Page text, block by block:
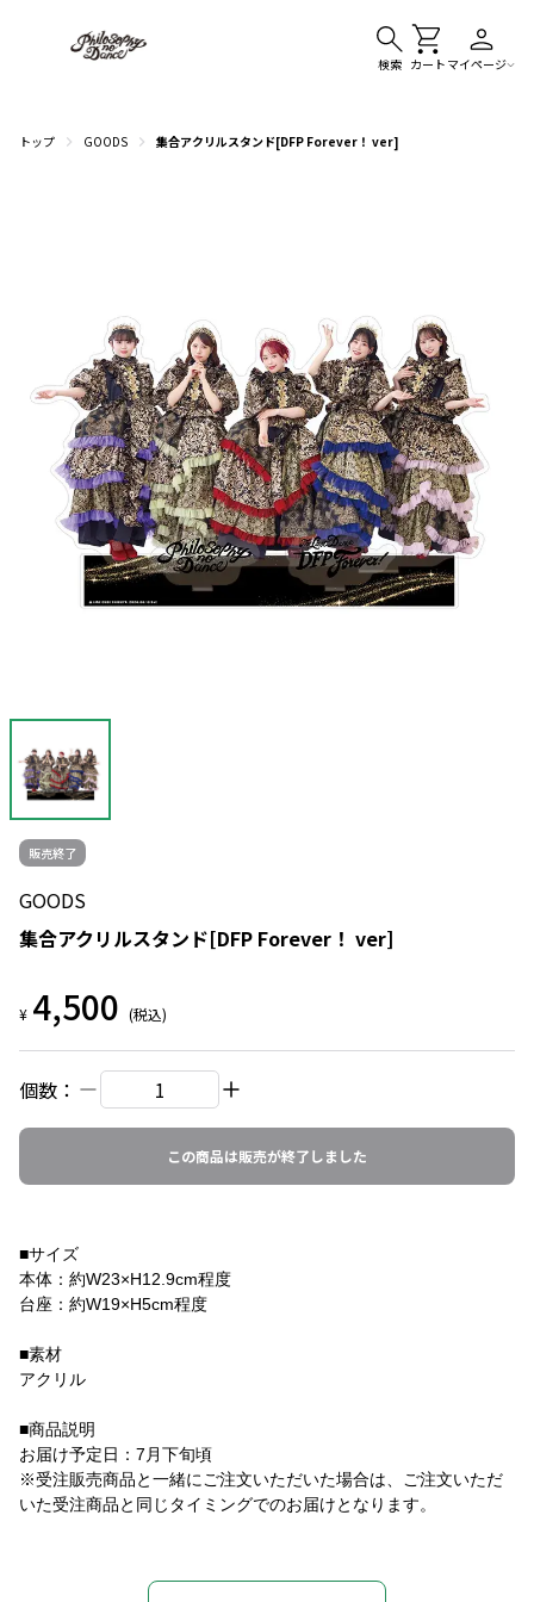
検索 カート マイページ
トップ GOODS 集合アクリルスタンド[DFP Forever！ ver]
販売終了
GOODS
集合アクリルスタンド[DFP Forever！ ver]
¥ 4,500 (税込)
個数：
この商品は販売が終了しました
■サイズ
本体：約W23×H12.9cm程度
台座：約W19×H5cm程度
■素材
アクリル
■商品説明
お届け予定日：7月下旬頃
※受注販売商品と一緒にご注文いただいた場合は、ご注文いただ
いた受注商品と同じタイミングでのお届けとなります。